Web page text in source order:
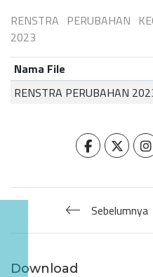
RENSTRA PERUBAHAN
2023
Nama File
RENSTRA PERUBAHAN
Sebelumnya
Download